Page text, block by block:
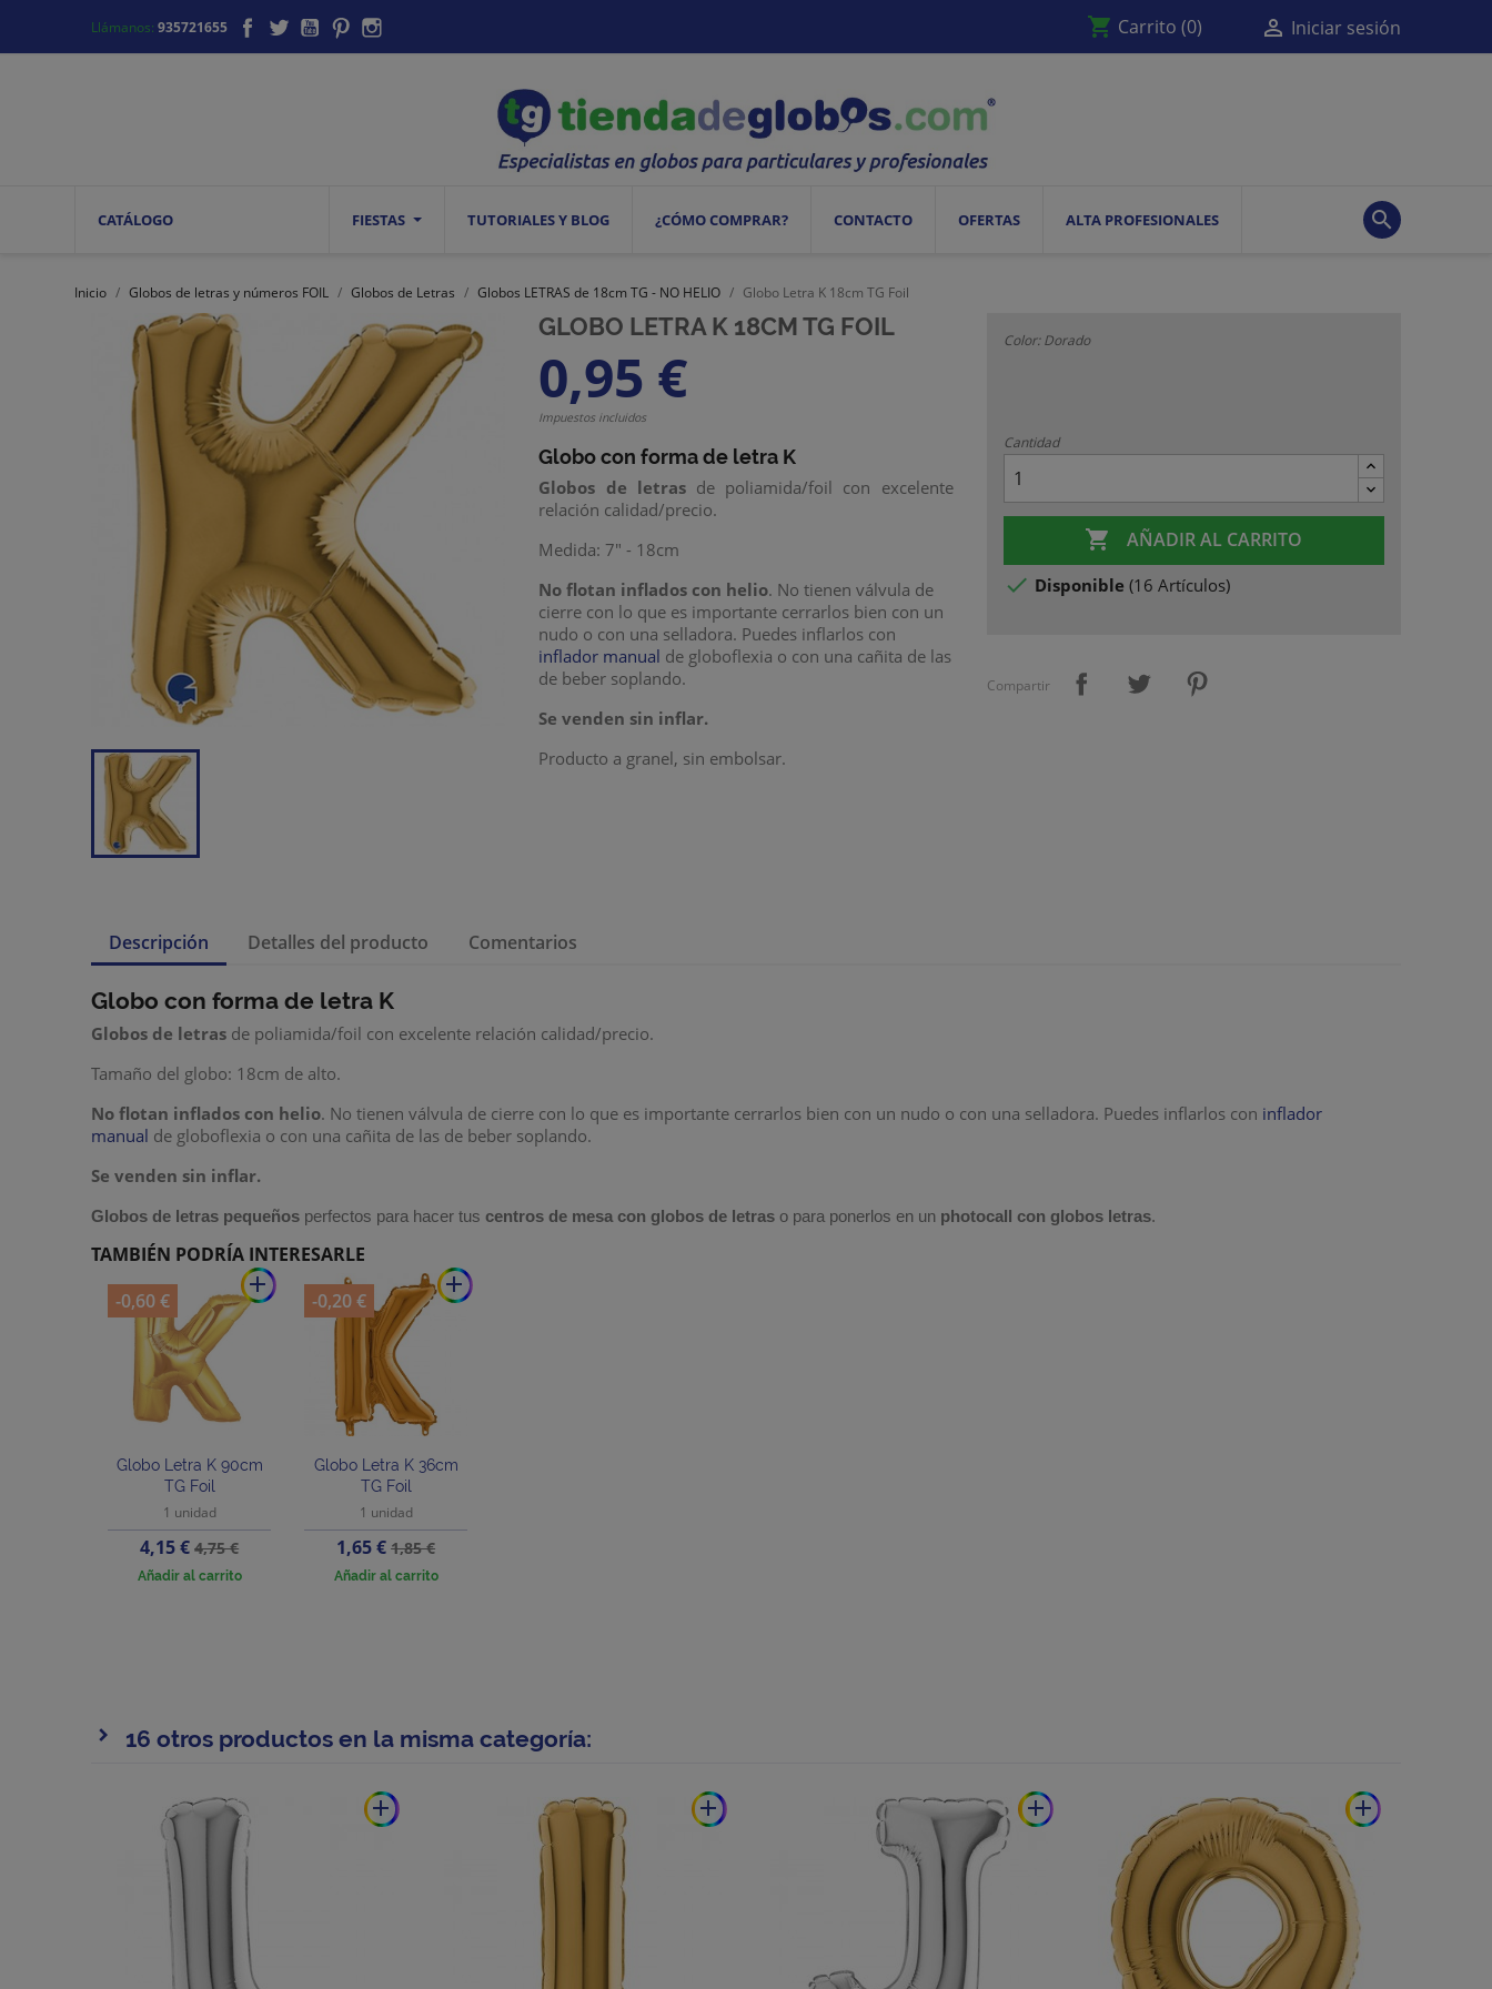
Llámanos:935721655 Facebook
TwitterYouTubePinterest shopping_cart Carrito (0)  Iniciar sesión
CATÁLOGO FIESTAS TUTORIALES Y BLOG ¿CÓMO COMPRAR? CONTACTO OFERTAS ALTA PROFESIONALES 
Inicio Globos de letras y números FOIL Globos de Letras Globos LETRAS de 18cm TG - NO HELIO Globo Letra K 18cm TG Foil
GLOBO LETRA K 18CM TG FOIL
0,95 €
Impuestos incluidos
Globo con forma de letra K
Globos de letras de poliamida/foil con excelente
relación calidad/precio.
Medida: 7" - 18cm
No flotan inflados con helio. No tienen válvula de
cierre con lo que es importante cerrarlos bien con un
nudo o con una selladora. Puedes inflarlos con
inflador manual de globoflexia o con una cañita de las
de beber soplando.
Se venden sin inflar.
Producto a granel, sin embolsar.
Color: Dorado
Cantidad
 AÑADIR AL CARRITO
 Disponible (16 Artículos)
Compartir
Descripción Detalles del producto Comentarios
Globo con forma de letra K
Globos de letras de poliamida/foil con excelente relación calidad/precio.
Tamaño del globo: 18cm de alto.
No flotan inflados con helio. No tienen válvula de cierre con lo que es importante cerrarlos bien con un nudo o con una selladora. Puedes inflarlos con inflador
manual de globoflexia o con una cañita de las de beber soplando.
Se venden sin inflar.
Globos de letras pequeños perfectos para hacer tus centros de mesa con globos de letras o para ponerlos en un photocall con globos letras.
TAMBIÉN PODRÍA INTERESARLE
add
Globo Letra K 90cm
TG Foil
1 unidad
Precio
4,15 €Precio
base
4,75 €
Añadir al carrito
-0,60 €
add
Globo Letra K 36cm
TG Foil
1 unidad
Precio
1,65 €Precio
base
1,85 €
Añadir al carrito
-0,20 €
16 otros productos en la misma categoría:
add add add add